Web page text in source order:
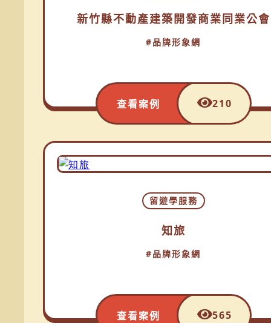
新竹縣不動產建築開發商業同業公會
#品牌形象網
查看案例 210
留遊學服務
知旅
#品牌形象網
查看案例 565